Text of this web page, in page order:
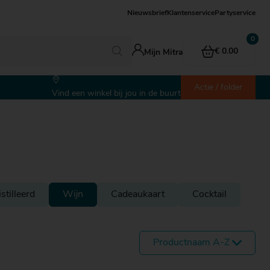
Nieuwsbrief KlantenservicePartyservice
Mijn Mitra € 0.00
Vind een winkel bij jou in de buurt
Actie / folder
Wijn Cadeaukaart Cocktail
Productnaam A-Z